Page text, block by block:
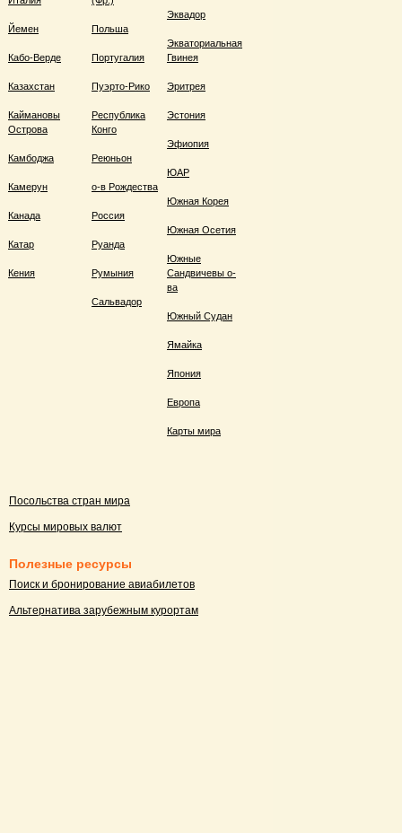
Йемен
Кабо-Верде
Казахстан
Каймановы
Острова
Камбоджа
Камерун
Канада
Катар
Кения
Польша
Португалия
Пуэрто-Рико
Республика
Конго
Реюньон
о-в Рождества
Россия
Руанда
Румыния
Сальвадор
Эквадор
Экваториальная
Гвинея
Эритрея
Эстония
Эфиопия
ЮАР
Южная Корея
Южная Осетия
Южные
Сандвичевы о-
ва
Южный Судан
Ямайка
Япония
Европа
Карты мира
Посольства стран мира
Курсы мировых валют
Полезные ресурсы
Поиск и бронирование авиабилетов
Альтернатива зарубежным курортам